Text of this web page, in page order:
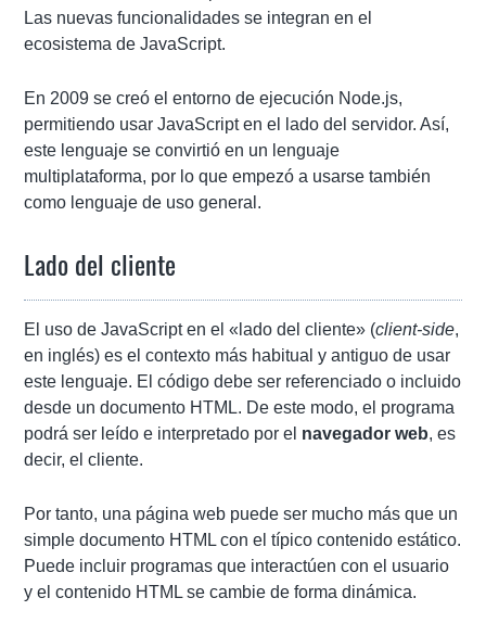
Las nuevas funcionalidades se integran en el
ecosistema de JavaScript.
En 2009 se creó el entorno de ejecución Node.js,
permitiendo usar JavaScript en el lado del servidor. Así,
este lenguaje se convirtió en un lenguaje
multiplataforma, por lo que empezó a usarse también
como lenguaje de uso general.
Lado del cliente
El uso de JavaScript en el «lado del cliente» (client-side,
en inglés) es el contexto más habitual y antiguo de usar
este lenguaje. El código debe ser referenciado o incluido
desde un documento HTML. De este modo, el programa
podrá ser leído e interpretado por el navegador web, es
decir, el cliente.
Por tanto, una página web puede ser mucho más que un
simple documento HTML con el típico contenido estático.
Puede incluir programas que interactúen con el usuario
y el contenido HTML se cambie de forma dinámica.